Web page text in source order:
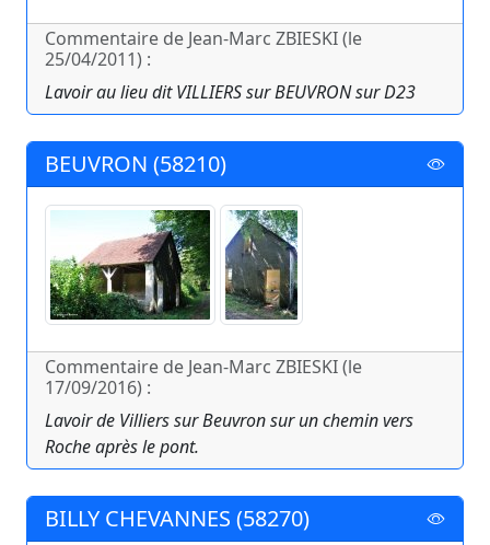
Commentaire de Jean-Marc ZBIESKI (le
25/04/2011) :
Lavoir au lieu dit VILLIERS sur BEUVRON sur D23
BEUVRON (58210)
Commentaire de Jean-Marc ZBIESKI (le
17/09/2016) :
Lavoir de Villiers sur Beuvron sur un chemin vers
Roche après le pont.
BILLY CHEVANNES (58270)